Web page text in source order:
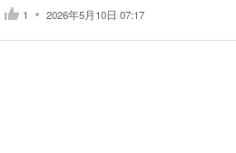
1 2026年5月10日 07:17